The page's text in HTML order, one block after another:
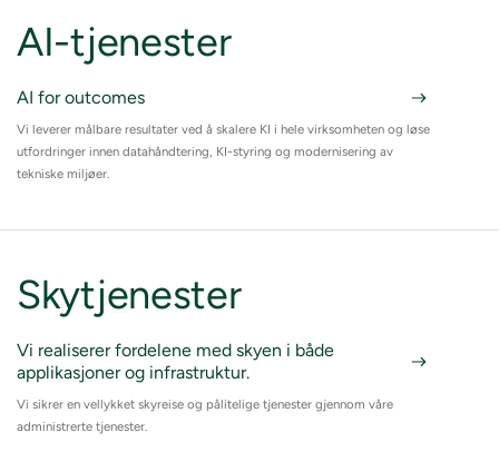
AI-tjenester
AI for outcomes
Vi leverer målbare resultater ved å skalere KI i hele virksomheten og løse
utfordringer innen datahåndtering, KI-styring og modernisering av
tekniske miljøer.
Skytjenester
Vi realiserer fordelene med skyen i både
applikasjoner og infrastruktur.
Vi sikrer en vellykket skyreise og pålitelige tjenester gjennom våre
administrerte tjenester.